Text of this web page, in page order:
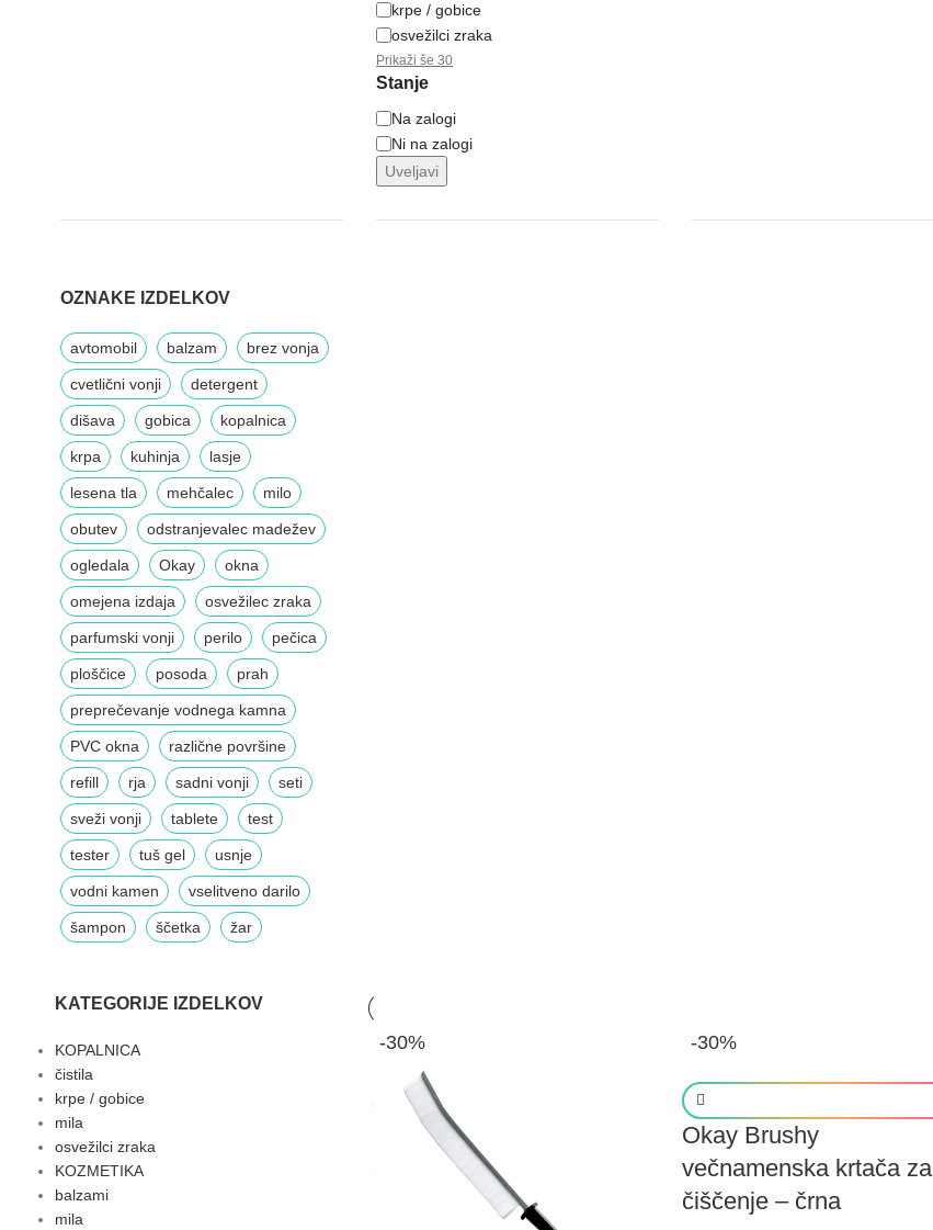
krpe / gobice
osvežilci zraka
Prikaži še 30
Stanje
Na zalogi
Ni na zalogi
Uveljavi
OZNAKE IZDELKOV
avtomobil balzam brez vonja
cvetlični vonji detergent
dišava gobica kopalnica
krpa kuhinja lasje
lesena tla mehčalec milo
obutev odstranjevalec madežev
ogledala Okay okna
omejena izdaja osvežilec zraka
parfumski vonji perilo pečica
ploščice posoda prah
preprečevanje vodnega kamna
PVC okna različne površine
refill rja sadni vonji seti
sveži vonji tablete test
tester tuš gel usnje
vodni kamen vselitveno darilo
šampon ščetka žar
KATEGORIJE IZDELKOV
KOPALNICA
čistila
krpe / gobice
mila
osvežilci zraka
KOZMETIKA
balzami
mila
-30% -30%
Okay Brushy
večnamenska krtača za
čiščenje – črna